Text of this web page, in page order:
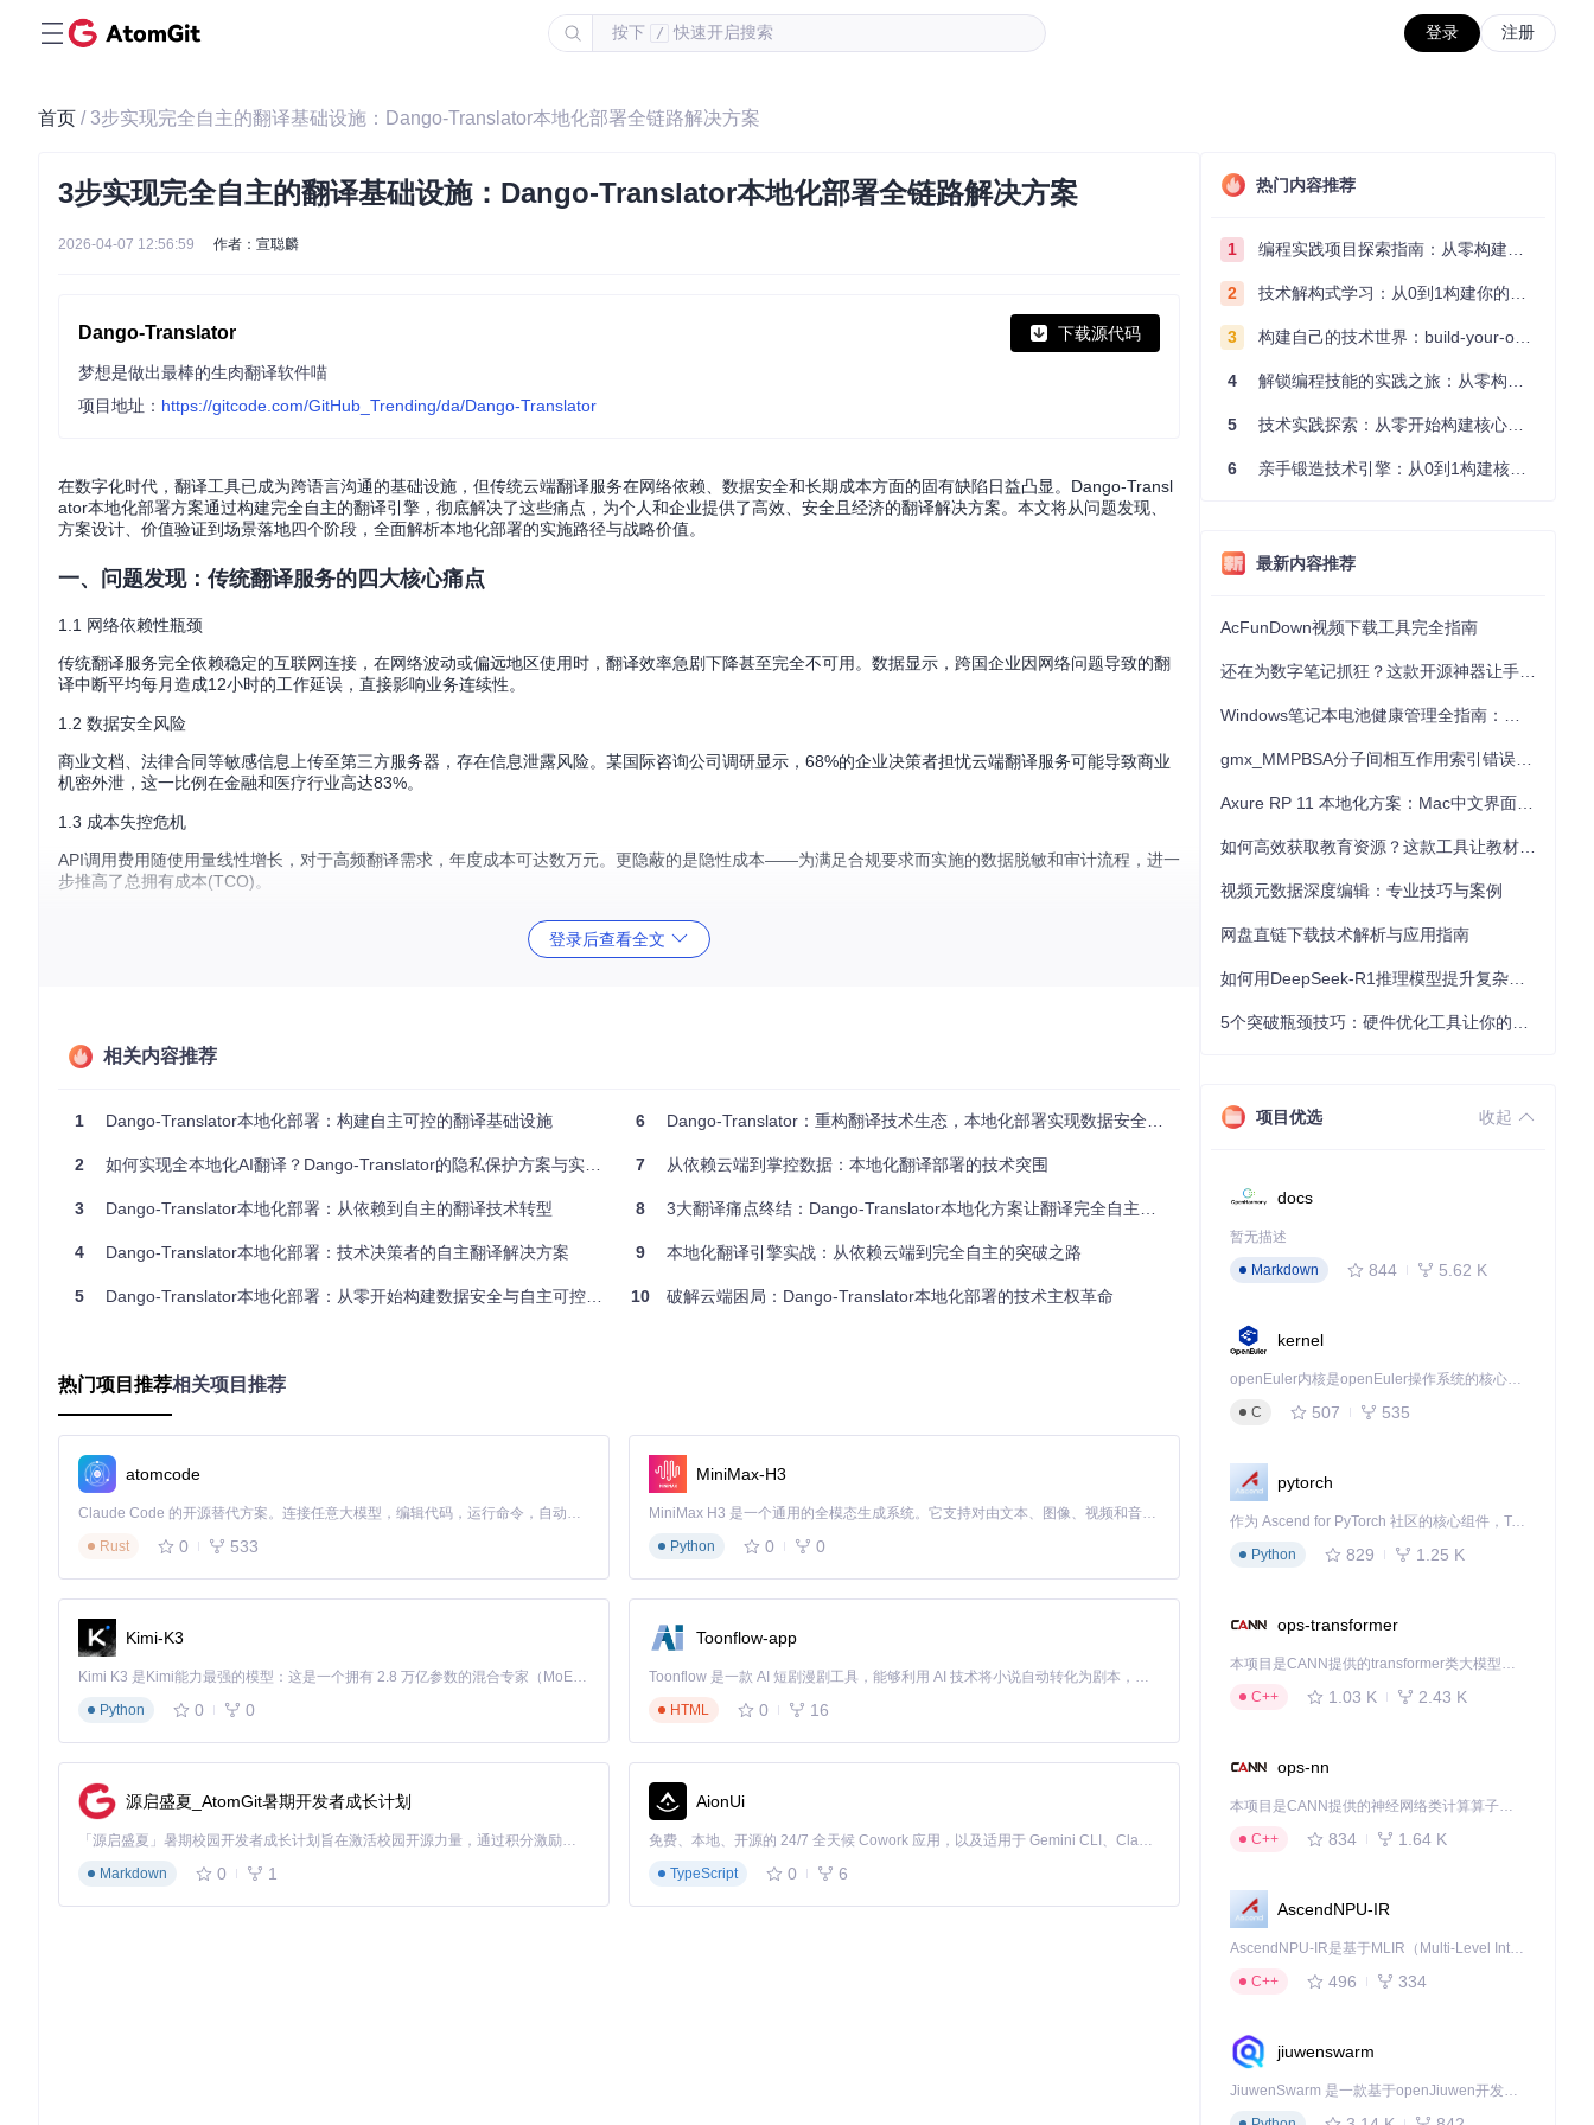
按下 / 快速开启搜索 登录 注册
首页 / 3步实现完全自主的翻译基础设施：Dango-Translator本地化部署全链路解决方案
3步实现完全自主的翻译基础设施：Dango-Translator本地化部署全链路解决方案
2026-04-07 12:56:59 作者：宣聪麟
Dango-Translator 下载源代码
梦想是做出最棒的生肉翻译软件喵
项目地址： https://gitcode.com/GitHub_Trending/da/Dango-Translator
在数字化时代，翻译工具已成为跨语言沟通的基础设施，但传统云端翻译服务在网络依赖、数据安全和长期成本方面的固有缺陷日益凸显。Dango-Transl
ator本地化部署方案通过构建完全自主的翻译引擎，彻底解决了这些痛点，为个人和企业提供了高效、安全且经济的翻译解决方案。本文将从问题发现、
方案设计、价值验证到场景落地四个阶段，全面解析本地化部署的实施路径与战略价值。
一、问题发现：传统翻译服务的四大核心痛点
1.1 网络依赖性瓶颈
传统翻译服务完全依赖稳定的互联网连接，在网络波动或偏远地区使用时，翻译效率急剧下降甚至完全不可用。数据显示，跨国企业因网络问题导致的翻
译中断平均每月造成12小时的工作延误，直接影响业务连续性。
1.2 数据安全风险
商业文档、法律合同等敏感信息上传至第三方服务器，存在信息泄露风险。某国际咨询公司调研显示，68%的企业决策者担忧云端翻译服务可能导致商业
机密外泄，这一比例在金融和医疗行业高达83%。
1.3 成本失控危机
API调用费用随使用量线性增长，对于高频翻译需求，年度成本可达数万元。更隐蔽的是隐性成本——为满足合规要求而实施的数据脱敏和审计流程，进一
步推高了总拥有成本(TCO)。
长期依赖云端服务导致企业缺乏翻译技术自主能力，形成技术锁定。当云端服务政策变更或停止支持特定功能时，企业面临高昂的迁移成本和业务中断风
难度系数
：★☆☆☆☆ |预计耗时：30分钟
本地化部署的第一步是构建适配的运行环境。Dango-Translator支持Python 3.8+环境，推荐使用3.9版本以获得最佳性能。基础环境配置包括：
# 克隆项目仓库
cd
Dango-Translator
# 安装依赖包
环境验证建议：执行
境一致性和隔离性。
难度系数 ：★★★☆☆ |
Dango-Translator采用插件化设计，支持多种本地模型集成。根据硬件条件和翻译需求，可选择以下模型方案：
模型类型 推荐模型
通用型
专业级
模型集成核心代码实现（在translator目录下创建local_model.py）：
import
from transformers
def __init__(self, model_path: str, device: str = "auto", quantize: bool = True):
"""初始化本地翻译引擎"""
self.tokenizer = AutoTokenizer.from_pretrained(model_path)
登录后查看全文
相关内容推荐
1 Dango-Translator本地化部署：构建自主可控的翻译基础设施
2 如何实现全本地化AI翻译？Dango-Translator的隐私保护方案与实践指南
3 Dango-Translator本地化部署：从依赖到自主的翻译技术转型
4 Dango-Translator本地化部署：技术决策者的自主翻译解决方案
5 Dango-Translator本地化部署：从零开始构建数据安全与自主可控的翻译解决方案
6 Dango-Translator：重构翻译技术生态，本地化部署实现数据安全与自主可控
7 从依赖云端到掌控数据：本地化翻译部署的技术突围
8 3大翻译痛点终结：Dango-Translator本地化方案让翻译完全自主可控
9 本地化翻译引擎实战：从依赖云端到完全自主的突破之路
10 破解云端困局：Dango-Translator本地化部署的技术主权革命
热门项目推荐相关项目推荐
atomcode
Claude Code 的开源替代方案。连接任意大模型，编辑代码，运行命令，自动验证 — 全自动执行。用 Rust 构建，极致性能。 ｜ An open-source alternative to Claude Code. Connect any LLM, edit code, run commands, and verify changes — autonomously. Built in Rust for speed. Get Started
Rust
0 533
MiniMax-H3
MiniMax H3 是一个通用的全模态生成系统。它支持对由文本、图像、视频和音频组成的多模态上下文进行统一理解，并能生成分辨率高达 2K、时长可达 15 秒的带原生立体声音频的视频。得益于面向任务泛化的系统设计，H3 在预训练阶段就已具备广泛的多模态上下文理解与生成能力，能够出色地执行复杂的多模态指令。
Python
0 0
Kimi-K3
Kimi K3 是Kimi能力最强的模型：这是一个拥有 2.8 万亿参数的混合专家（MoE）模型，具备原生视觉理解能力，并支持 100 万 token 的上下文窗口。
Python
0 0
Toonflow-app
Toonflow 是一款 AI 短剧漫剧工具，能够利用 AI 技术将小说自动转化为剧本，并结合 AI 生成的图片和视频，实现高效的短剧创作。借助 Toonflow，可以轻松完成从文字到影像的全流程，让短剧制作变得更加智能与便捷。
HTML
0 16
源启盛夏_AtomGit暑期开发者成长计划
「源启盛夏」暑期校园开发者成长计划旨在激活校园开源力量，通过积分激励、认证扶持、资源倾斜等形式，引导高校组织和开发者完成「入驻 — 建项目 — 做贡献 — 获认证 — 得资源」的完整闭环。无论你是想带领社团入驻平台的组织者，还是希望用代码贡献证明自己的开发者，都能在这里找到属于你的成长路径。
Markdown
0 1
AionUi
免费、本地、开源的 24/7 全天候 Cowork 应用，以及适用于 Gemini CLI、Claude Code、Codex、OpenCode、Qwen Code、Goose CLI、Auggie 等的 OpenClaw | 🌟 喜欢就点star吧
TypeScript
0 6
热门内容推荐
1 编程实践项目探索指南：从零构建技术能力体系
2 技术解构式学习：从0到1构建你的编程知识体系
3 构建自己的技术世界：build-your-own-x项目的实践探索指南
4 解锁编程技能的实践之旅：从零构建你的技术世界
5 技术实践探索：从零开始构建核心系统的实践指南
6 亲手锻造技术引擎：从0到1构建核心系统的实践指南
最新内容推荐
AcFunDown视频下载工具完全指南
视频元数据深度编辑：专业技巧与案例
网盘直链下载技术解析与应用指南
项目优选 收起
docs
暂无描述
Markdown
844 5.62 K
kernel
openEuler内核是openEuler操作系统的核心，既是系统性能与稳定性的基石，也是连接处理器、设备与服务的桥梁。
C
507 535
pytorch
作为 Ascend for PyTorch 社区的核心组件，TorchNPU 是昇腾专为 PyTorch 打造的深度学习适配插件，使 PyTorch 框架能够直接调用昇腾 NPU，为开发者提供昇腾 AI 处理器的超强算力。
Python
829 1.25 K
ops-transformer
本项目是CANN提供的transformer类大模型算子库，实现网络在NPU上加速计算。
C++
1.03 K 2.43 K
ops-nn
本项目是CANN提供的神经网络类计算算子库，实现网络在NPU上加速计算。
C++
834 1.64 K
AscendNPU-IR
AscendNPU-IR是基于MLIR（Multi-Level Intermediate Representation）构建的，面向昇腾亲和算子编译时使用的中间表示，提供昇腾完备表达能力，通过编译优化提升昇腾AI处理器计算效率，支持通过生态框架使能昇腾AI处理器与深度调优
C++
496 334
jiuwenswarm
JiuwenSwarm 是一款基于openJiuwen开发的智能AI Agent，它能够将大语言模型的强大能力，通过你日常使用的各类通讯应用，直接延伸至你的指尖。